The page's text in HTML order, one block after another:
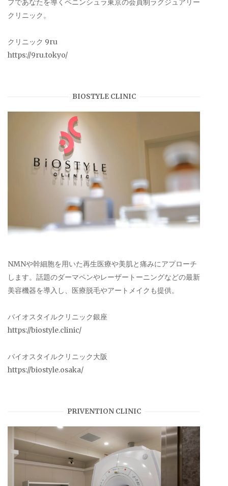
プであなたを導くペニンシュラ東京の会員制ラグジュアリー
クリニック。
クリニック 9ru
https://9ru.tokyo/
BIOSTYLE CLINIC
NMNや幹細胞を用いた再生医療や美肌と痛みにアプローチ
します。話題のダーマペンやレーザートーニングなどの最新
美容機器を導入し、医療脱毛やアートメイクも提供。
バイオスタイルクリニック銀座
https://biostyle.clinic/
バイオスタイルクリニック大阪
https://biostyle.osaka/
PRIVENTION CLINIC